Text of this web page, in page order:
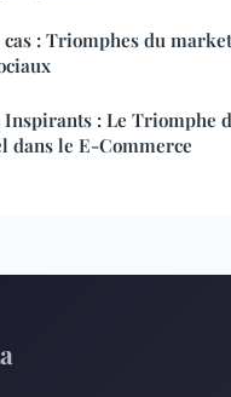
cas : Triomphes du
Inspirants : Le Triomphe
dans le E-Commerce